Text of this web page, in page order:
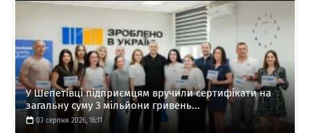
У Шепетівці підприємцям вручили сертифікати на
загальну суму 3 мільйони гривень...
03 серпня 2026, 16:11